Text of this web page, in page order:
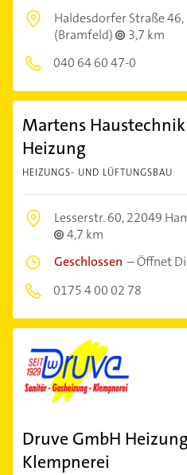
Haldesdorfer Straße 46,
(Bramfeld)
3,7 km
040 64 60 47-0
Martens
Heizung
HEIZUNGS- UND LÜFTUNGSBAU
Lesserstr. 60,22049
4,7 km
Geschlossen –Öffnet
0175 4 00 02 78
Druve GmbH
Klempnerei